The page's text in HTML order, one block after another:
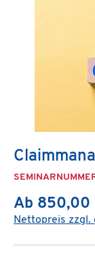
Ab 850,00
Nettopreis zzgl.